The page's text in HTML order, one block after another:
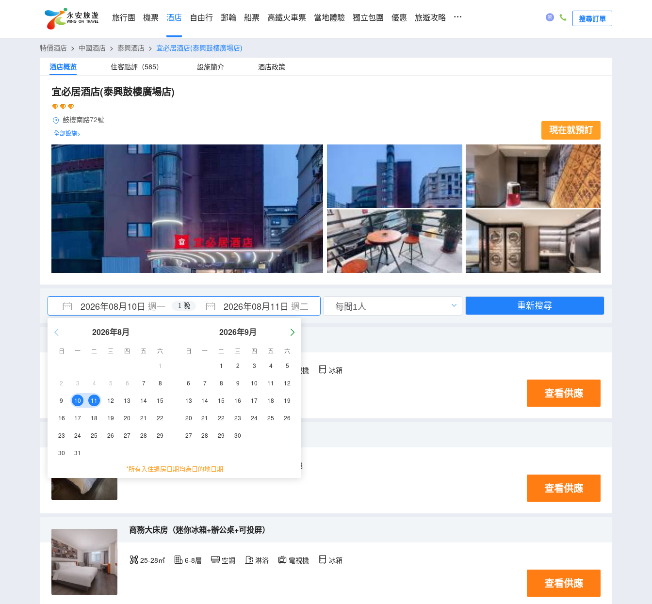
旅行團 機票 酒店 自由行 郵輪 船票 高鐵火車票 當地體驗 獨立包團 優惠 旅遊攻略 ... 搜尋訂單
特價酒店 > 中國酒店 > 泰興酒店 > 宜必居酒店(泰興鼓樓廣場店)
酒店概览
住客點評（585） 設施簡介 酒店政策
宜必居酒店(泰興鼓樓廣場店)
鼓樓南路72號
全部設施> 現在就預訂
2026年08月10日 週一 2026年08月11日 週二
1 晚
2026年8月
日 一 二 三 四 五
六
1
2 3 4 5 6 7 8
9 10 11 12 13 14 15
16 17 18 19 20 21 22
23 24 25 26 27 28 29
30 31
2026年9月
日 一 二 三 四 五
六
1
2 3 4 5
6 7 8 9 10 11 12
13 14 15 16 17 18 19
20 21 22 23 24 25 26
27 28 29 30
*所有入住退房日期均為目的地日期
重新搜尋
商務雙床房(超大雙床+迷你小冰箱+可投屏)
25-28㎡ 空調 淋浴 電視機 冰箱
查看供應
棋牌商務大床房
25-28㎡ 8層 空調 電視機
查看供應
商務大床房（迷你冰箱+辦公桌+可投屏）
25-28㎡ 6-8層 空調 淋浴 電視機 冰箱
查看供應